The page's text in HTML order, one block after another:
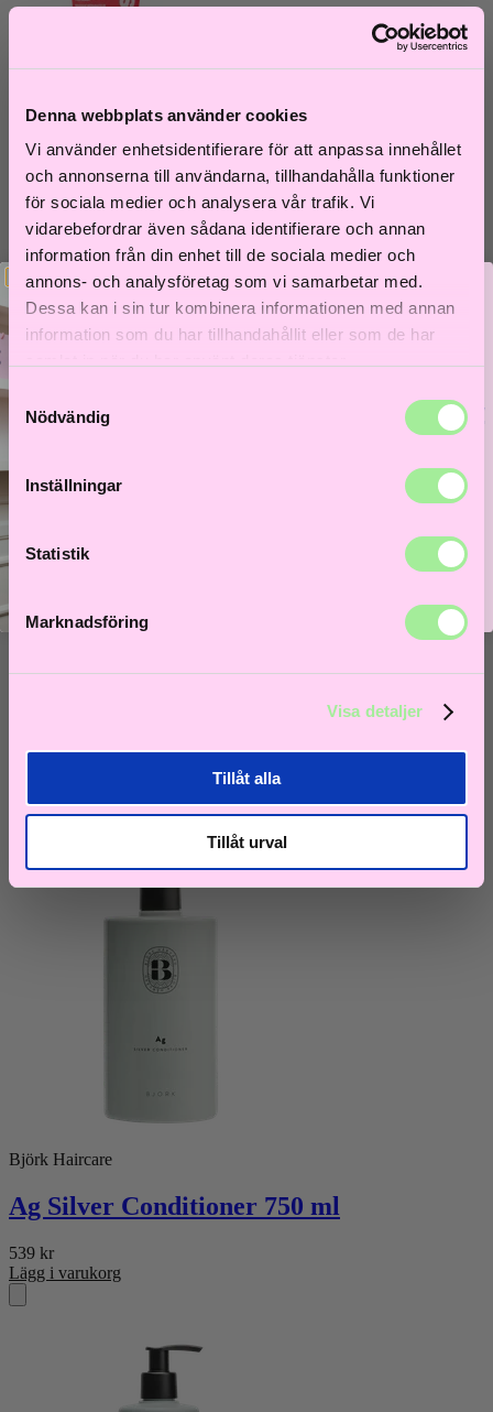
Denna webbplats använder cookies
Vi använder enhetsidentifierare för att anpassa innehållet
och annonserna till användarna, tillhandahålla funktioner
för sociala medier och analysera vår trafik. Vi
vidarebefordrar även sådana identifierare och annan
information från din enhet till de sociala medier och
annons- och analysföretag som vi samarbetar med.
Dessa kan i sin tur kombinera informationen med annan
information som du har tillhandahållit eller som de har
Samtyckesval
Nödvändig
Inställningar
Statistik
Marknadsföring
Visa detaljer
Tillåt alla
Tillåt urval
Goddess
BioTech Blowout 50 ml
449 kr
Lägg i varukorg
Lägg i varukorg
Björk Haircare
Ag Silver Conditioner 750 ml
539 kr
Lägg i varukorg
Bättre hår börjar här!